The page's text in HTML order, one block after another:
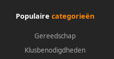
Populaire categorieën
Gereedschap
Klusbenodigdheden